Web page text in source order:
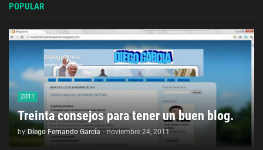
POPULAR
2011
Treinta consejos para tener un buen blog.
by Diego Fernando García - noviembre 24, 2011